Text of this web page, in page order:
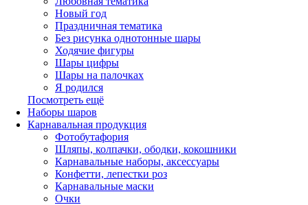
Новый год
Праздничная тематика
Без рисунка однотонные шары
Ходячие фигуры
Шары цифры
Шары на палочках
Я родился
Посмотреть ещё
Наборы шаров
Карнавальная продукция
Фотобутафория
Шляпы, колпачки, ободки, кокошники
Карнавальные наборы, аксессуары
Конфетти, лепестки роз
Карнавальные маски
Очки